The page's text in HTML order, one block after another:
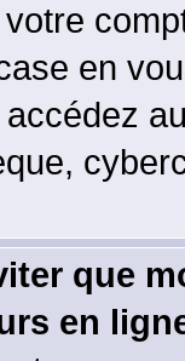
en
que
en